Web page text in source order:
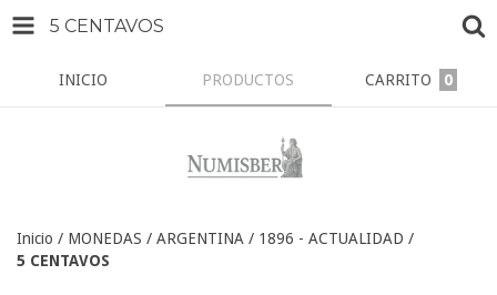
5 CENTAVOS
INICIO PRODUCTOS CARRITO 0
Inicio / MONEDAS / ARGENTINA / 1896 - ACTUALIDAD /
5 CENTAVOS